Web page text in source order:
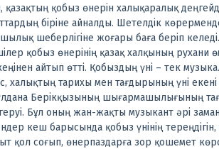
қазақтың қобыз өнерін халықаралық
біріне айналды. Шетелдік
шеберлігіне жоғары баға беріп келеді.
қобыз өнерінің қазақ халқының рухани
айтып өтті. Қобыздың үні – тек
халықтың тарихы мен тағдырының үні
Берікқызының шығармашылығының
Бұл оның жан-жақты музыкант әрі
кеш барысында қобыз үнінің
қол соғып, өнерпаздарға зор қошемет